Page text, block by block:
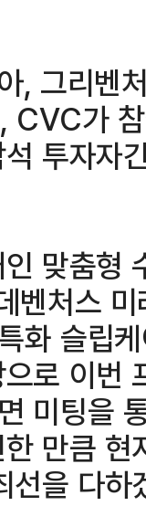
, 그리벤
가
투자자
맞춤형
벤처스
화 슬립
로 이번
미팅을
만큼
을 다하